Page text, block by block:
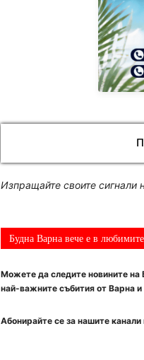
Изпращайте своите сигнали
Будна Варна вече е в
Можете да следите новините
най-важните събития от Варна и
Абонирайте се за нашите